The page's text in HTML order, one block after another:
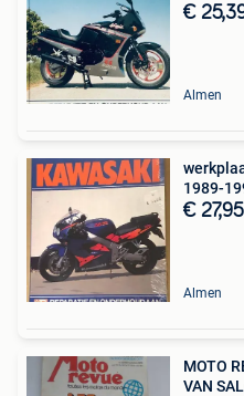
€
Almen
1989-
€ 27,95
Almen
MOTO
VAN